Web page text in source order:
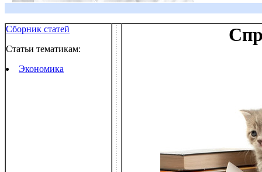
Сборник статей
Статьи тематикам:
Экономика